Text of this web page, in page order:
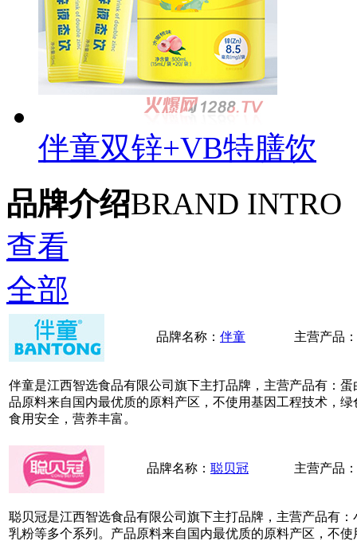
伴童双锌+VB特膳饮
品牌介绍BRAND INTRO
查看
全部
品牌名称： 伴童 主营产品：
伴童是江西智选食品有限公司旗下主打品牌，主营产品有：
品原料来自国内最优质的原料产区，不使用基因工程技术，
食用安全，营养丰富。
品牌名称： 聪贝冠 主营产品：
聪贝冠是江西智选食品有限公司旗下主打品牌，主营产品有
乳粉等多个系列。产品原料来自国内最优质的原料产区，不